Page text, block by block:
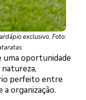
exclusivo. Foto:
uma oportunidade
natureza,
perfeito entre
a organização.